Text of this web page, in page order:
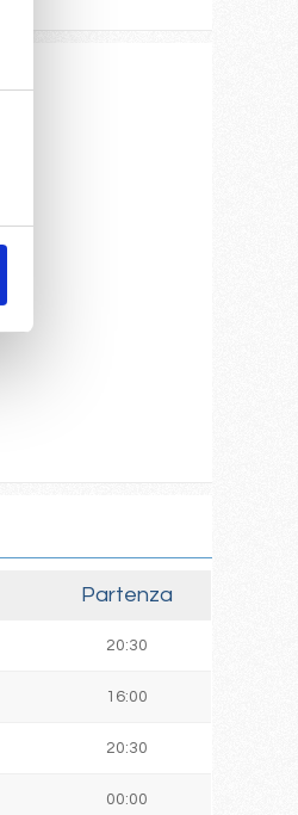
Partenza
20:30
16:00
20:30
00:00